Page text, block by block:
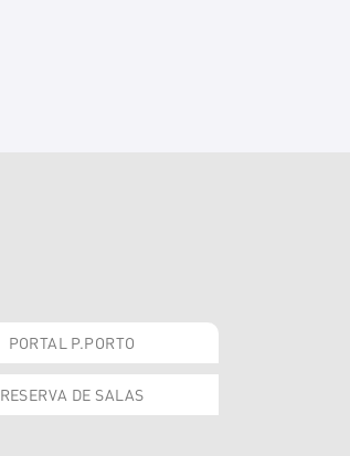
PORTAL P.PORTO
RESERVA DE SALAS